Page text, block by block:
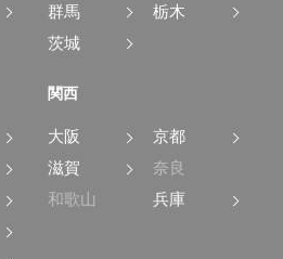
群馬
栃木
茨城
関西
大阪
京都
滋賀
奈良
和歌山
兵庫